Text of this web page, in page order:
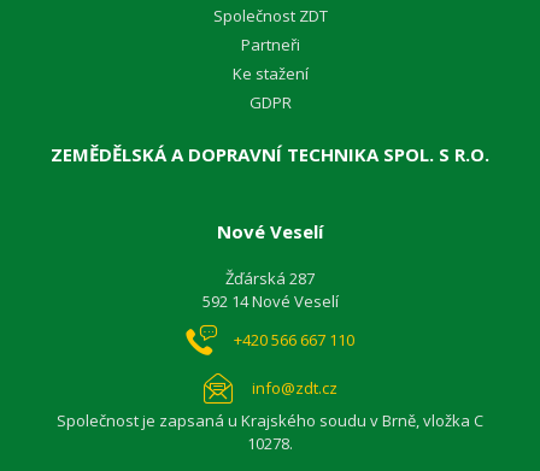
Společnost ZDT
Partneři
Ke stažení
GDPR
ZEMĚDĚLSKÁ A DOPRAVNÍ TECHNIKA SPOL. S R.O.
Nové Veselí
Žďárská 287
592 14 Nové Veselí
+420 566 667 110
info@zdt.cz
Společnost je zapsaná u Krajského soudu v Brně, vložka C
10278.